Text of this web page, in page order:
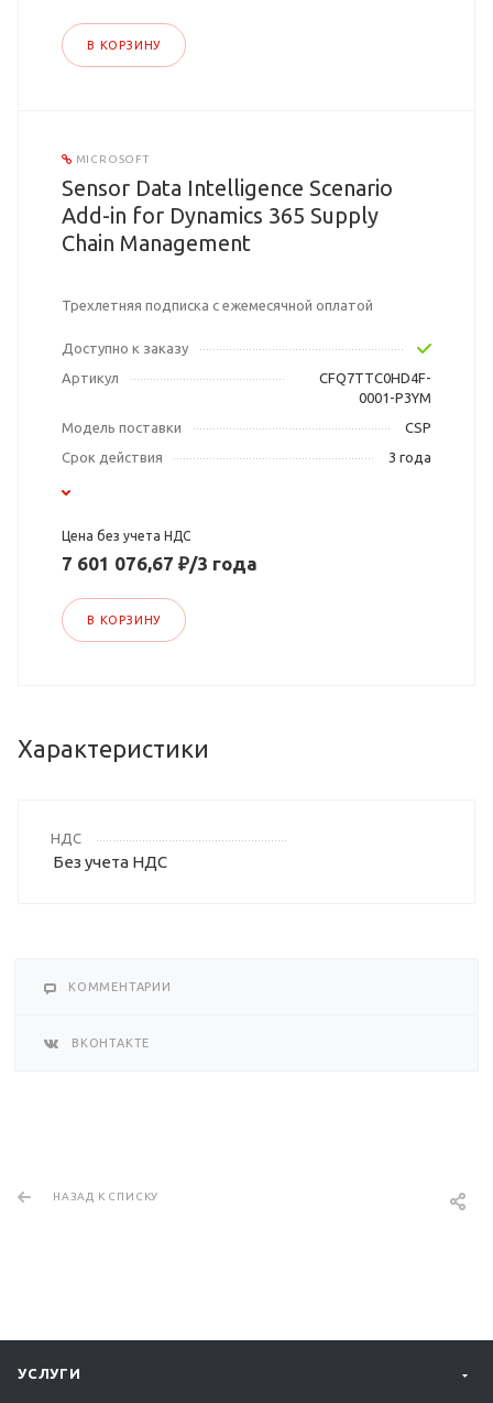
В КОРЗИНУ
MICROSOFT
Sensor Data Intelligence Scenario
Add-in for Dynamics 365 Supply
Chain Management
Трехлетняя подписка с ежемесячной оплатой
Доступно к заказу
Артикул
CFQ7TTC0HD4F-
0001-P3YM
Модель поставки
CSP
Срок действия
3 года
Цена без учета НДС
7 601 076,67 ₽/3 года
В КОРЗИНУ
Характеристики
НДС
Без учета НДС
КОММЕНТАРИИ
ВКОНТАКТЕ
НАЗАД К СПИСКУ
УСЛУГИ